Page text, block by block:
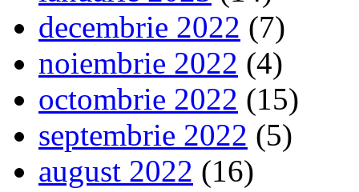
decembrie 2022 (7)
noiembrie 2022 (4)
octombrie 2022 (15)
septembrie 2022 (5)
august 2022 (16)